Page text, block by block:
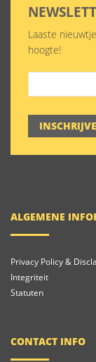
Laaste
hoogte!
ALGEMENE
Privacy Policy &
Integriteit
Statuten
CONTACT INFO